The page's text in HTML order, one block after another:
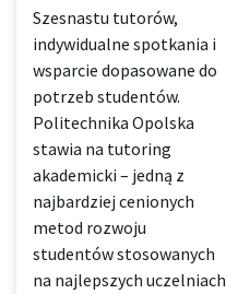
Szesnastu tutorów,
indywidualne spotkania i
wsparcie dopasowane do
potrzeb studentów.
Politechnika Opolska
stawia na tutoring
akademicki – jedną z
najbardziej cenionych
metod rozwoju
studentów stosowanych
na najlepszych uczelniach